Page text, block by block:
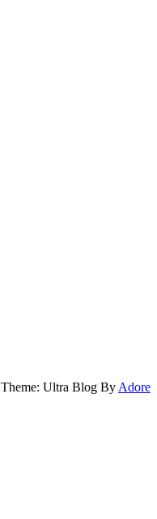
Theme: Ultra Blog By Adore